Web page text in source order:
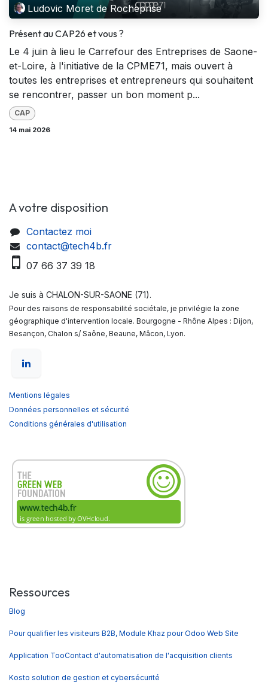
Ludovic Moret de Rocheprise
Présent au CAP26 et vous ?
Le 4 juin à lieu le Carrefour des Entreprises de Saone-
et-Loire, à l'initiative de la CPME71, mais ouvert à
toutes les entreprises et entrepreneurs qui souhaitent
se rencontrer, passer un bon moment p...
CAP
14 mai 2026
A votre disposition
Contactez moi
contact@tech4b.fr
07 66 37 39 18
Je suis à CHALON-SUR-SAONE (71).
Pour des raisons de responsabilité sociétale, je privilégie la zone
géographique d'intervention locale. Bourgogne - Rhône Alpes : Dijon,
Besançon, Chalon s/ Saône, Beaune, Mâcon, Lyon.
Mentions légales
Données personnelles et sécurité
Conditions générales d'utilisation
Ressources
Blog
Pour qualifier les visiteurs B2B, Module Khaz pour Odoo Web Site
Application TooContact d'automatisation de l'acquisition clients
Kosto solution de gestion et cybersécurité